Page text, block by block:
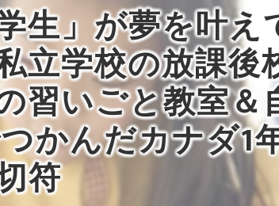
自習塾WillBeの評判
自習塾WillBeのお客様の声
チング
講習
ロボティクスプロフェッサーコース（ヒュ
子どもプログラミング（ヒューマンアカデ
留学希望
生」が夢を叶え
立学校の放課後
習いごと教室＆
かんだカナダ1
符